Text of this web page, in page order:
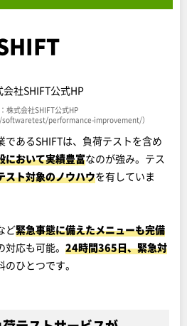
株式会社SHIFT公式HP
performance-improvement/）
あるSHIFTは、負荷テストを含め
において実績豊富なのが強み。テス
スト対象のノウハウを有していま
ど緊急事態に備えたメニューも完備
応も可能。 24時間365日、緊急対
ひとつです。